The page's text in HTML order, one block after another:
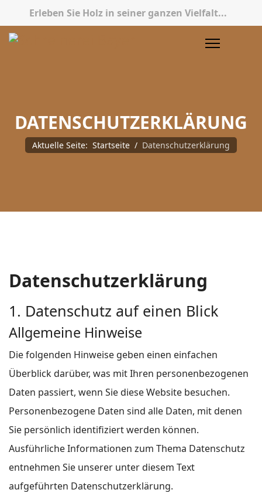
Erleben Sie Holz in seiner ganzen Vielfalt...
DATENSCHUTZERKLÄRUNG
Aktuelle Seite: Startseite Datenschutzerklärung
Datenschutzerklärung
1. Datenschutz auf einen Blick
Allgemeine Hinweise
Die folgenden Hinweise geben einen einfachen
Überblick darüber, was mit Ihren personenbezogenen
Daten passiert, wenn Sie diese Website besuchen.
Personenbezogene Daten sind alle Daten, mit denen
Sie persönlich identifiziert werden können.
Ausführliche Informationen zum Thema Datenschutz
entnehmen Sie unserer unter diesem Text
aufgeführten Datenschutzerklärung.